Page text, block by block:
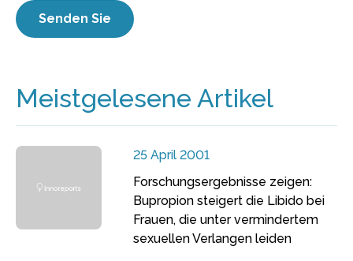
Meistgelesene Artikel
25 April 2001
Forschungsergebnisse zeigen:
Bupropion steigert die Libido bei
Frauen, die unter vermindertem
sexuellen Verlangen leiden